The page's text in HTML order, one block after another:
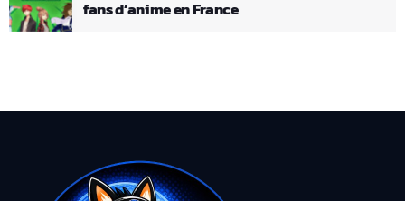
fans d’anime en France